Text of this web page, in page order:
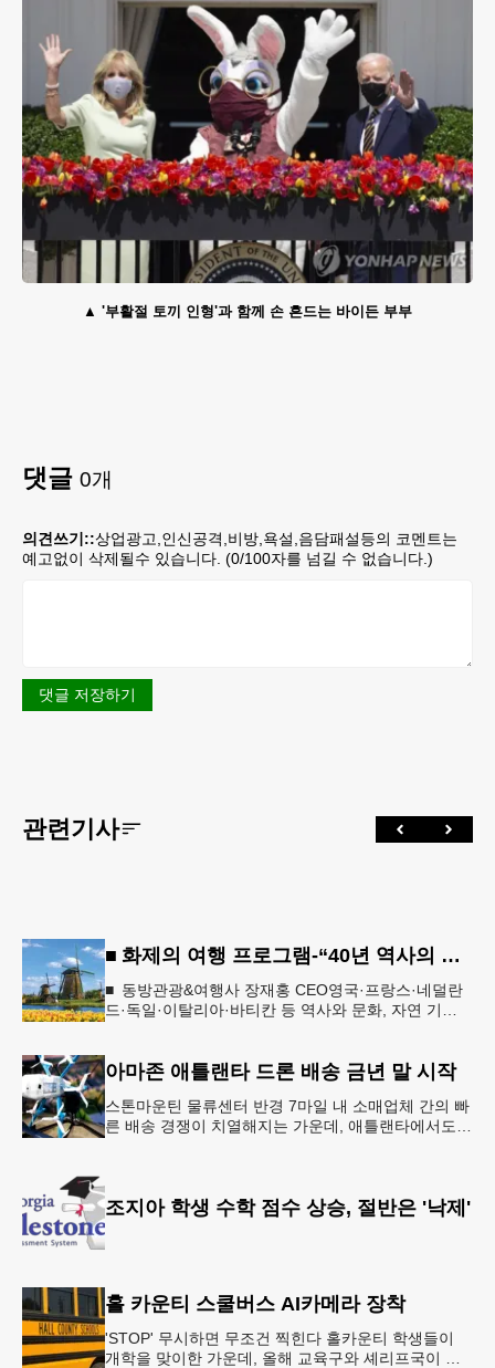
'부활절 토끼 인형'과 함께 손 흔드는 바이든 부부
댓글 0개
의견쓰기::상업광고,인신공격,비방,욕설,음담패설등의 코멘트는
예고없이 삭제될수 있습니다. (0/100자를 넘길 수 없습니다.)
댓글 저장하기
관련기사
■ 화제의 여행 프로그램-“40년 역사의 신뢰… 서유럽 8개국 13일 대장정”
■ 동방관광&여행사 장재홍 CEO영국·프랑스·네덜란
드·독일·이탈리아·바티칸 등 역사와 문화, 자연 기
아마존 애틀랜타 드론 배송 금년 말 시작
스톤마운틴 물류센터 반경 7마일 내 소매업체 간의 빠
른 배송 경쟁이 치열해지는 가운데, 애틀랜타에서도
조지아 학생 수학 점수 상승, 절반은 '낙제'
홀 카운티 스쿨버스 AI카메라 장착
'STOP' 무시하면 무조건 찍힌다 홀카운티 학생들이
개학을 맞이한 가운데, 올해 교육구와 셰리프국이 학